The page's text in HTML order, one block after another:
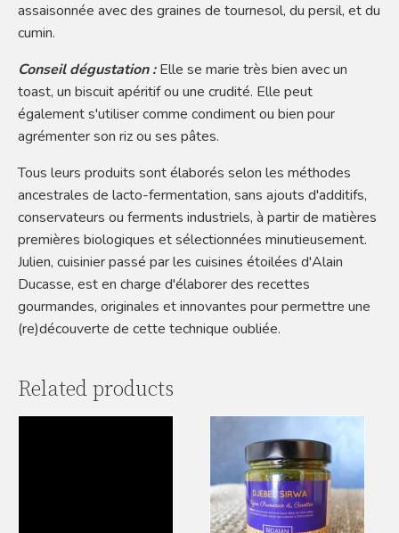
assaisonnée avec des graines de tournesol, du persil, et du
cumin.
Conseil dégustation : Elle se marie très bien avec un
toast, un biscuit apéritif ou une crudité. Elle peut
également s'utiliser comme condiment ou bien pour
agrémenter son riz ou ses pâtes.
Tous leurs produits sont élaborés selon les méthodes
ancestrales de lacto-fermentation, sans ajouts d'additifs,
conservateurs ou ferments industriels, à partir de matières
premières biologiques et sélectionnées minutieusement.
Julien, cuisinier passé par les cuisines étoilées d'Alain
Ducasse, est en charge d'élaborer des recettes
gourmandes, originales et innovantes pour permettre une
(re)découverte de cette technique oubliée.
Related products